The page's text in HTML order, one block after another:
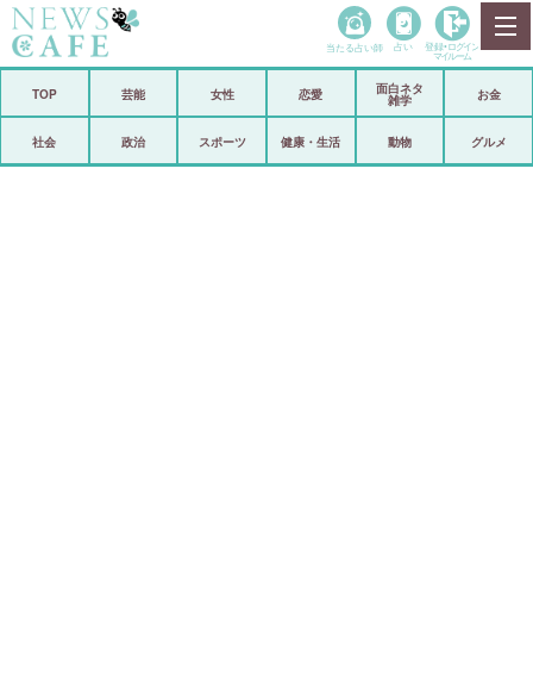
政治
当たる占い師 占い 登録• ログイン
マイルーム
TOP 芸能 女性 恋愛
面白ネタ
雑学
お金
社会 政治 スポーツ 健康・生活 動物 グルメ